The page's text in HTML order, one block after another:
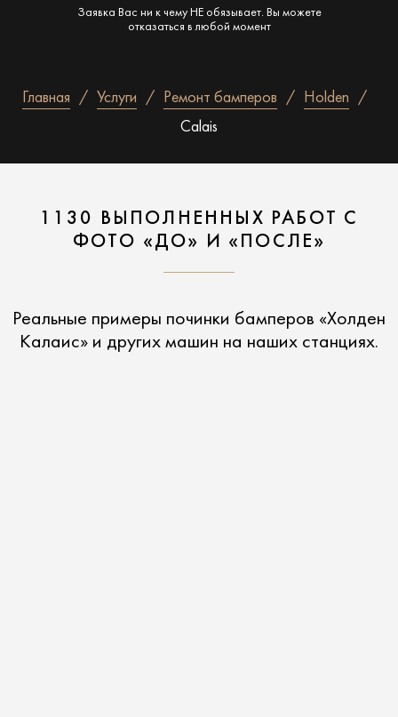
Заявка Вас ни к чему НЕ обязывает. Вы можете
отказаться в любой момент
Главная Услуги Ремонт бамперов
Holden
Calais
1130 ВЫПОЛНЕННЫХ РАБОТ С
ФОТО «ДО» И «ПОСЛЕ»
Реальные примеры починки бамперов «Холден
Калаис» и других машин на наших станциях.